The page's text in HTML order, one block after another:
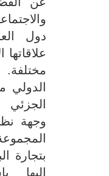
دول
الدولي
وجهة
بتجارة
إليها